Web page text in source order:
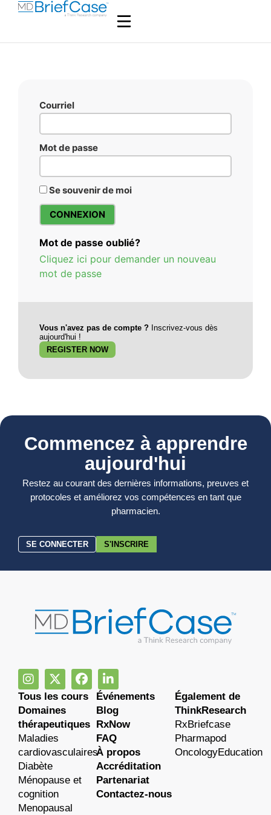
Courriel
Mot de passe
Se souvenir de moi
Mot de passe oublié?
Cliquez ici pour demander un nouveau
mot de passe
Vous n'avez pas de compte ? Inscrivez-vous dès
aujourd'hui !
REGISTER NOW
Commencez à apprendre
aujourd'hui
Restez au courant des dernières informations, preuves et
protocoles et améliorez vos compétences en tant que
pharmacien.
SE CONNECTER S'INSCRIRE
Tous les cours
Domaines
thérapeutiques
Maladies
cardiovasculaires
Diabète
Ménopause et
cognition
Menopausal
Événements
Blog
RxNow
FAQ
À propos
Accréditation
Partenariat
Contactez-nous
Également de
ThinkResearch
RxBriefcase
Pharmapod
OncologyEducation